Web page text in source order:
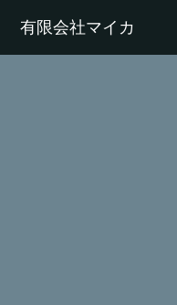
有限会社マイカ